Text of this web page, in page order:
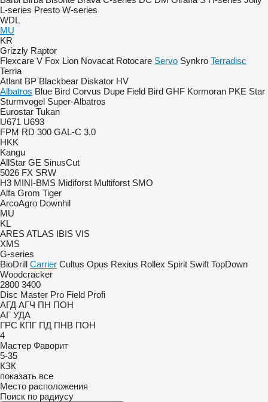
L-series Presto W-series
WDL
MU
KR
Grizzly Raptor
Flexcare V Fox Lion Novacat Rotocare Servo Synkro Terradisc
Terria
Atlant BP Blackbear Diskator HV
Albatros Blue Bird Corvus Dupe Field Bird GHF Kormoran PKE Star
Sturmvogel Super-Albatros
Eurostar Tukan
U671 U693
FPM RD 300 GAL-C 3.0
HKK
Kangu
AllStar GE SinusCut
5026 FX SRW
H3 MINI-BMS Midiforst Multiforst SMO
Alfa Grom Tiger
ArcoAgro Downhil
MU
KL
ARESATLAS IBIS VIS
XMS
G-series
BioDrill Carrier Cultus Opus Rexius Rollex Spirit Swift TopDown
Woodcracker
2800 3400
Disc Master Pro Field Profi
АГД АГЧ ПН ПОН
АГ УДА
ГРС КПГ ПД ПНВ ПОН
4
Мастер Фаворит
5-35
КЗК
показать все
Место расположения
Поиск по радиусу